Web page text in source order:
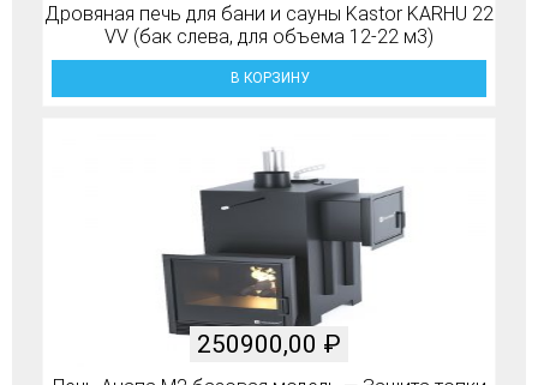
Дровяная печь для бани и сауны Kastor KARHU 22
VV (бак слева, для объема 12-22 м3)
В КОРЗИНУ
250900,00 ₽